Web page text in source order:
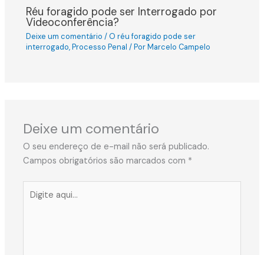
Réu foragido pode ser Interrogado por
Videoconferência?
Deixe um comentário / O réu foragido pode ser
interrogado,Processo Penal / PorMarcelo Campelo
Deixe um comentário
O seu endereço de e-mail não será publicado.
Campos obrigatórios são marcados com *
aqui...